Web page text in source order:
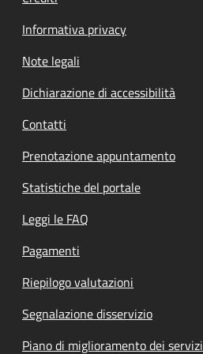
Informativa privacy
Note legali
Dichiarazione di accessibilità
Contatti
Prenotazione appuntamento
Statistiche del portale
Leggi le FAQ
Pagamenti
Riepilogo valutazioni
Segnalazione disservizio
Piano di miglioramento dei servizi